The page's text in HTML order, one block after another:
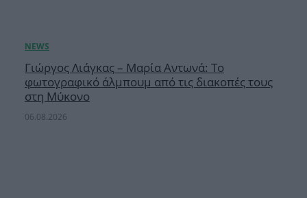
Γιώργος Λιάγκας – Μαρία Αντωνά: Το
φωτογραφικό άλμπουμ από τις διακοπές τους
στη Μύκονο
06.08.2026